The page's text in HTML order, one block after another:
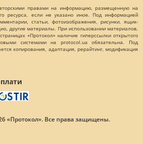
правами на информацию, размещенную на
ресурса, если не указано иное. Под информацией
статьи, фотоизображения, рисунки, ящик-
другие материалы. При использовании материалов,
«Протокол» наличие гиперссылки открытого
системами на protocol.ua обязательна. Под
копирования, адаптация, рерайтинг, модификация
«Протокол». Все права защищены.